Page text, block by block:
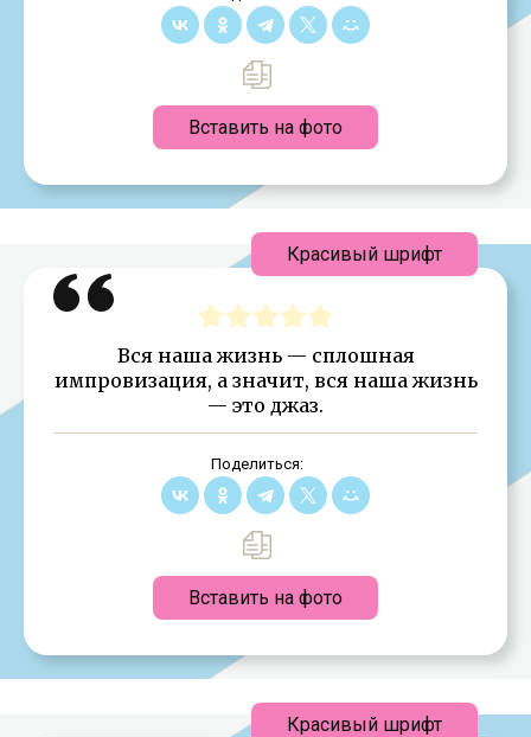
Вставить на фото
Вся наша жизнь — сплошная
импровизация, а значит, вся наша жизнь
— это джаз.
Поделиться:
Вставить на фото
Красивый шрифт
Красивый шрифт